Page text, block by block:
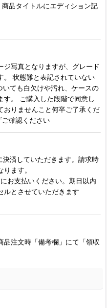
品タイトルにエディション記
写真となりますが、グレード
。 状態難と表記されていない
いても白欠けや汚れ、ケースの
。 ご購入した段階で同意し
おりませんこと何卒ご了承くだ
ご確認ください
済していただきます。請求時
ます。
お支払いください。期日以内
ルとさせていただきます
注文時「備考欄」にて「領収